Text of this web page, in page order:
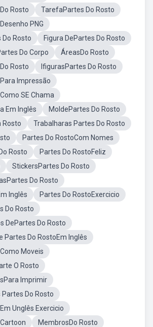
Rosto
TarefaPartes Do Rosto
PNG
Do Rosto
Figura DePartes Do Rosto
Do Corpo
ÁreasDo Rosto
Rosto
IfigurasPartes Do Rosto
Impressão
SE Chama
Em Inglês
MoldePartes Do Rosto
Rosto
Trabalharas Partes Do Rosto
Partes Do RostoCom Nomes
Rosto
Partes Do RostoFeliz
StickersPartes Do Rosto
Do Rosto
Inglês
Partes Do RostoExercicio
Do Rosto
DePartes Do Rosto
Partes Do RostoEm Inglês
Moveis
O Rosto
Imprimir
Partes Do Rosto
Unglês Exercicio
MembrosDo Rosto